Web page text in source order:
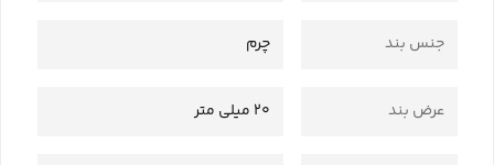
جنس بند چرم
عرض بند 20 میلی متر